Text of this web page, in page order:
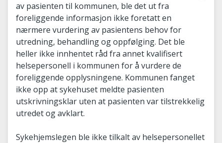
av pasienten til kommunen, ble det ut fra
foreliggende informasjon ikke foretatt en
nærmere vurdering av pasientens behov for
utredning, behandling og oppfølging. Det ble
heller ikke innhentet råd fra annet kvalifisert
helsepersonell i kommunen for å vurdere de
foreliggende opplysningene. Kommunen fanget
ikke opp at sykehuset meldte pasienten
utskrivningsklar uten at pasienten var tilstrekkelig
utredet og avklart.
Sykehjemslegen ble ikke tilkalt av helsepersonellet